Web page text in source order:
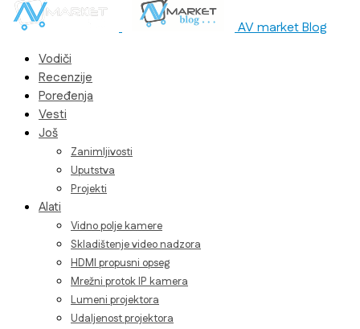
AV market Blog
Vodiči
Recenzije
Poređenja
Vesti
Još
Zanimljivosti
Uputstva
Projekti
Alati
Vidno polje kamere
Skladištenje video nadzora
HDMI propusni opseg
Mrežni protok IP kamera
Lumeni projektora
Udaljenost projektora